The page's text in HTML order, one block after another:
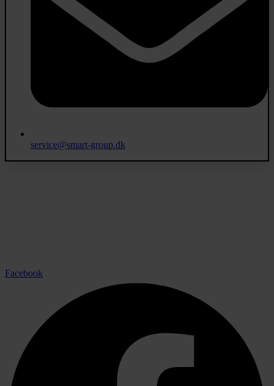
service@smart-group.dk
Facebook